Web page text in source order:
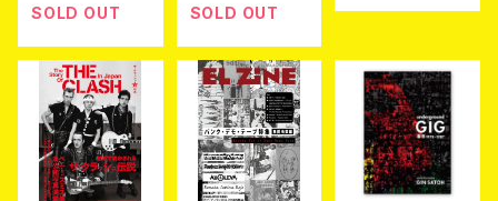
SOLD OUT
ージ』ISHIYA著
SOLD OUT